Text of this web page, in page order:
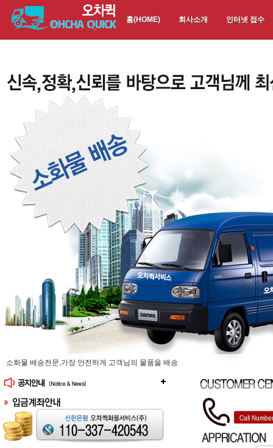
홈(HOME) 회사소개 인터넷 접수
소화물 배송전문,가장 안전하게 고객님의 물품을 배송